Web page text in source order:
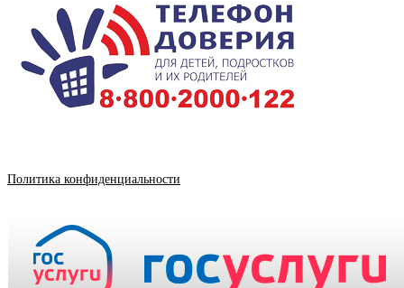
Политика конфиденциальности